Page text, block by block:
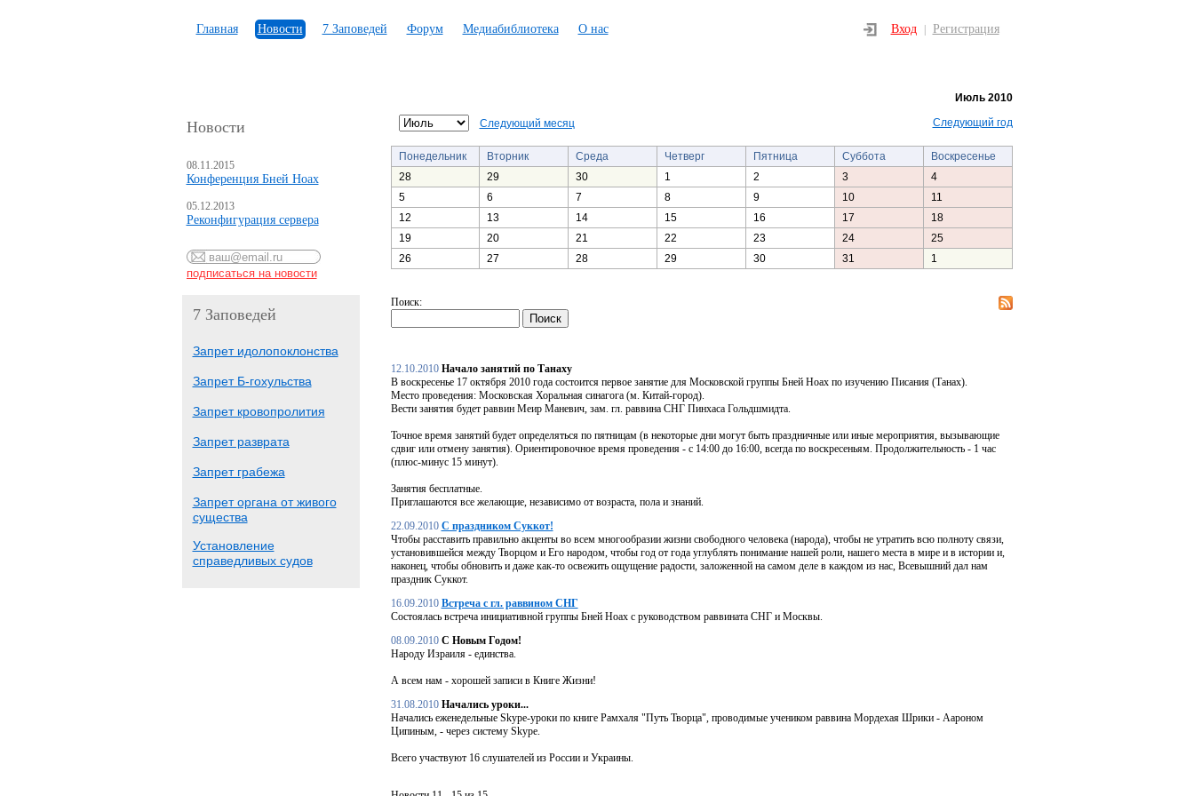
Главная Новости 7 Заповедей Форум Медиабиблиотека О нас Вход Регистрация
Новости
08.11.2015
Конференция Бней Ноах
05.12.2013
Реконфигурация сервера
7 Заповедей
Запрет идолопоклонства
Запрет Б-гохульства
Запрет кровопролития
Запрет разврата
Запрет грабежа
Запрет органа от живого
существа
Установление
справедливых судов
Июль 2010
Следующий месяц Следующий год
Понедельник Вторник Среда Четверг Пятница Суббота
Воскресенье
28
29 30 1 2 3
4
5
6 7 8 9 10
11
12
13 14 15 16 17
18
19
20 21 22 23 24
25
26
27 28 29 30 31 1
Поиск:
12.10.2010 Начало занятий по Танаху
В воскресенье 17 октября 2010 года состоится первое занятие для Московской группы Бней Ноах по изучению Писания (Танах).
Место проведения: Московская Хоральная синагога (м. Китай-город).
Вести занятия будет раввин Меир Маневич, зам. гл. раввина СНГ Пинхаса Гольдшмидта.
Точное время занятий будет определяться по пятницам (в некоторые дни могут быть праздничные или иные мероприятия, вызывающие
сдвиг или отмену занятия). Ориентировочное время проведения - с 14:00 до 16:00, всегда по воскресеньям. Продолжительность - 1 час
(плюс-минус 15 минут).
Занятия бесплатные.
Приглашаются все желающие, независимо от возраста, пола и знаний.
22.09.2010 С праздником Суккот!
Чтобы расставить правильно акценты во всем многообразии жизни свободного человека (народа), чтобы не утратить всю полноту связи,
установившейся между Творцом и Его народом, чтобы год от года углублять понимание нашей роли, нашего места в мире и в истории и,
наконец, чтобы обновить и даже как-то освежить ощущение радости, заложенной на самом деле в каждом из нас, Всевышний дал нам
праздник Суккот.
16.09.2010 Встреча с гл. раввином СНГ
Состоялась встреча инициативной группы Бней Ноах с руководством раввината СНГ и Москвы.
08.09.2010 С Новым Годом!
Народу Израиля - единства.
А всем нам - хорошей записи в Книге Жизни!
31.08.2010 Начались уроки...
Начались еженедельные Skype-уроки по книге Рамхаля "Путь Творца", проводимые учеником раввина Мордехая Шрики - Аароном
Ципиным, - через систему Skype.
Всего участвуют 16 слушателей из России и Украины.